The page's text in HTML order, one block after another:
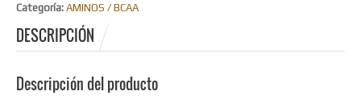
Categoría: AMINOS / BCAA
DESCRIPCIÓN
Descripción del producto